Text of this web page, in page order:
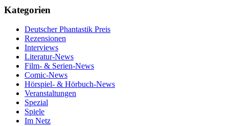
Kategorien
Deutscher Phantastik Preis
Rezensionen
Interviews
Literatur-News
Film- & Serien-News
Comic-News
Hörspiel- & Hörbuch-News
Veranstaltungen
Spezial
Spiele
Im Netz